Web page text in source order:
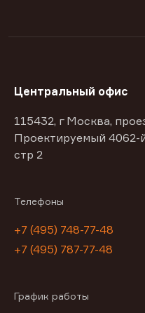
Центральный офис
115432, г Москва,
Проектируемый 4062-
стр 2
Телефоны
+7 (495) 748-77-48
+7 (495) 787-77-48
График работы